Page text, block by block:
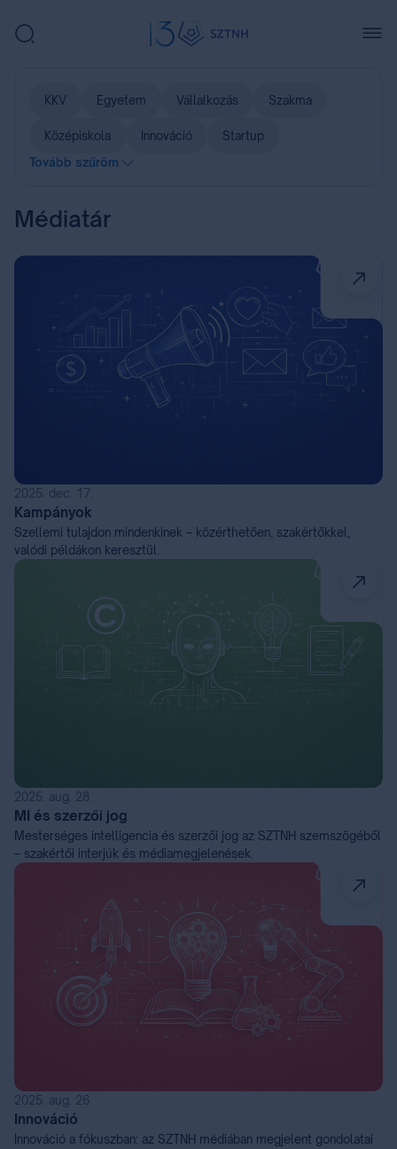
KKV Egyetem Vállalkozás Szakma
Középiskola Innováció
Startup
Tovább szűröm
Médiatár
2025. dec. 17.
Kampányok
Szellemi tulajdon mindenkinek – közérthetően, szakértőkkel,
valódi példákon keresztül.
2025. aug. 28.
MI és szerzői jog
Mesterséges intelligencia és szerzői jog az SZTNH szemszögéből
– szakértői interjúk és médiamegjelenések.
2025. aug. 26.
Innováció
Innováció a fókuszban: az SZTNH médiában megjelent gondolatai